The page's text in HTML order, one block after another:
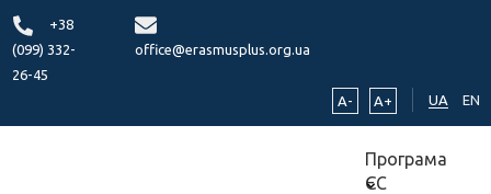
+38
(099) 332-
26-45
office@erasmusplus.org.ua
A- A+ UA EN
Програма
ЄС